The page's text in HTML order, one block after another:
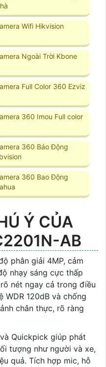
Wifi Hikvision
Ngoài Trời Kbone
Full Color 360 Ezviz
360 Imou Full color
360 Báo Động
360 Bao Động
Ý CỦA
AB
phân giải 4MP, cảm
nhạy sáng cực thấp
nét ngay cả trong điều
WDR 120dB và chống
chân thực, rõ ràng
Quickpick giúp phát
tượng như người và xe,
quả. Tích hợp mic, hỗ